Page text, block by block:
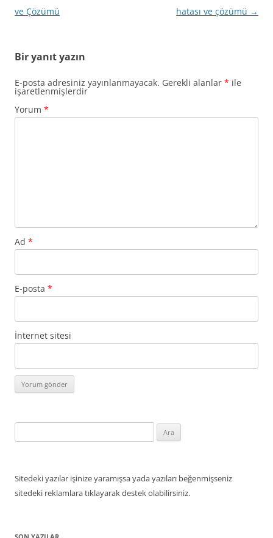
ve Çözümü hatası ve çözümü →
Bir yanıt yazın
E-posta adresiniz yayınlanmayacak. Gerekli alanlar * ile
işaretlenmişlerdir
Yorum *
Ad *
E-posta *
İnternet sitesi
Sitedeki yazılar işinize yaramışsa yada yazıları beğenmişseniz
sitedeki reklamlara tıklayarak destek olabilirsiniz.